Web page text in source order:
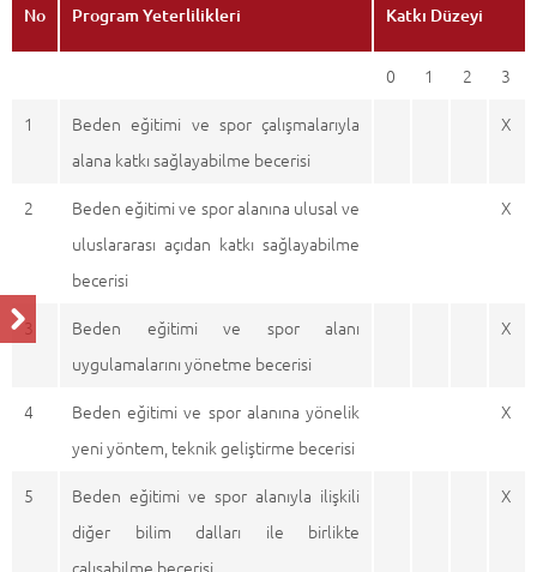
No Program Yeterlilikleri Katkı Düzeyi
0 1 2
3
1
Beden eğitimi ve spor çalışmalarıyla
alana katkı sağlayabilme becerisi
X
2
Beden eğitimi ve spor alanına ulusal ve
uluslararası açıdan katkı sağlayabilme
becerisi
X
3
Beden eğitimi ve spor alanı
uygulamalarını yönetme becerisi
X
4
Beden eğitimi ve spor alanına yönelik
yeni yöntem, teknik geliştirme becerisi
X
5
Beden eğitimi ve spor alanıyla ilişkili
diğer bilim dalları ile birlikte
çalışabilme becerisi
X